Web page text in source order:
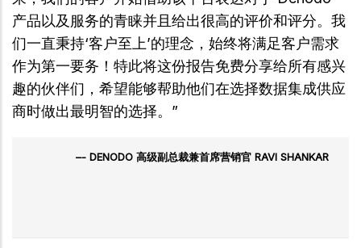
产品以及服务的青睐并且给出很高的评价和评分。我
们一直秉持‘客户至上’的理念，始终将满足客户需求
作为第一要务！特此将这份报告免费分享给所有感兴
趣的伙伴们，希望能够帮助他们在选择数据集成供应
商时做出最明智的选择。”
- DENODO 高级副总裁兼首席营销官 RAVI SHANKAR